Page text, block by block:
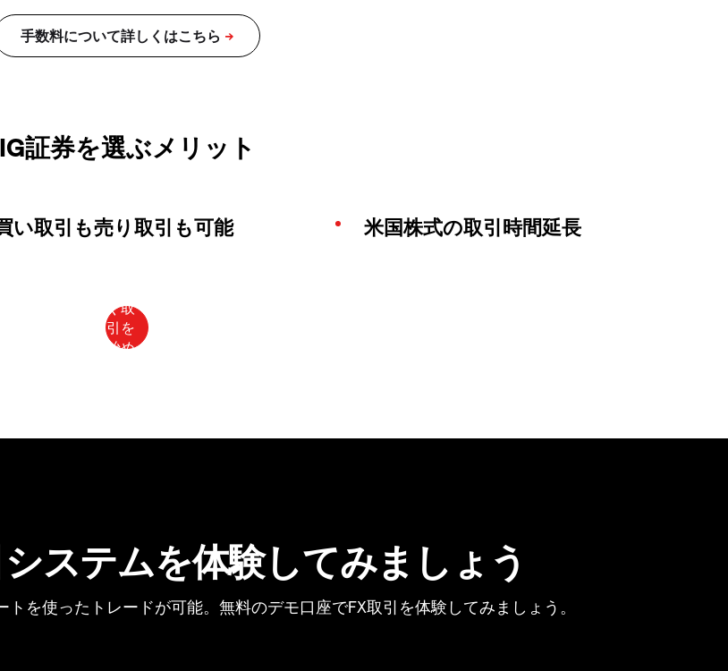
IG証券を選ぶメリット
い取引も売り取引も可能 米国株式の取引時間延長
ステムを体験してみましょう
を使ったトレードが可能。無料のデモ口座でFX取引を体験してみましょう。